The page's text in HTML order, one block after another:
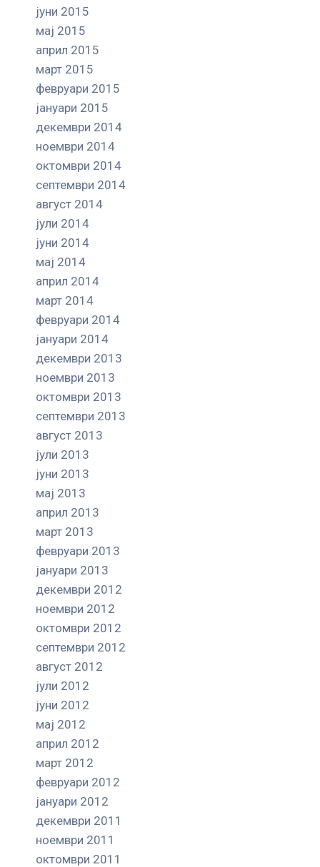
јуни 2015
мај 2015
април 2015
март 2015
февруари 2015
јануари 2015
декември 2014
ноември 2014
октомври 2014
септември 2014
август 2014
јули 2014
јуни 2014
мај 2014
април 2014
март 2014
февруари 2014
јануари 2014
декември 2013
ноември 2013
октомври 2013
септември 2013
август 2013
јули 2013
јуни 2013
мај 2013
април 2013
март 2013
февруари 2013
јануари 2013
декември 2012
ноември 2012
октомври 2012
септември 2012
август 2012
јули 2012
јуни 2012
мај 2012
април 2012
март 2012
февруари 2012
јануари 2012
декември 2011
ноември 2011
октомври 2011